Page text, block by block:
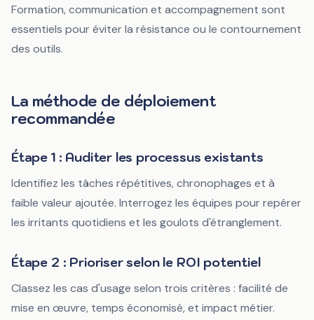
Formation, communication et accompagnement sont
essentiels pour éviter la résistance ou le contournement
des outils.
La méthode de déploiement
recommandée
Étape 1 : Auditer les processus existants
Identifiez les tâches répétitives, chronophages et à
faible valeur ajoutée. Interrogez les équipes pour repérer
les irritants quotidiens et les goulots d'étranglement.
Étape 2 : Prioriser selon le ROI potentiel
Classez les cas d'usage selon trois critères : facilité de
mise en œuvre, temps économisé, et impact métier.